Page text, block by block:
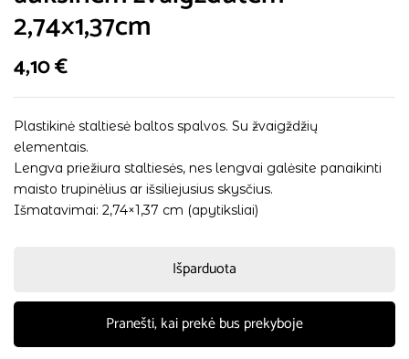
2,74×1,37cm
4,10€
Plastikinė staltiesė baltos spalvos. Su žvaigždžių
elementais.
Lengva priežiura staltiesės, nes lengvai galėsite panaikinti
maisto trupinėlius ar išsiliejusius skysčius.
Išmatavimai: 2,74×1,37 cm (apytiksliai)
Išparduota
Pranešti, kai prekė bus prekyboje